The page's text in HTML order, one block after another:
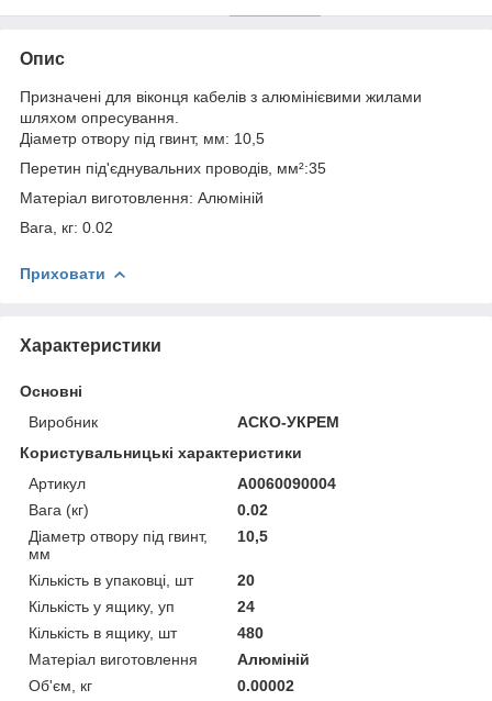
Опис
Призначені для віконця кабелів з алюмінієвими жилами
шляхом опресування.
Діаметр отвору під гвинт, мм: 10,5
Перетин під'єднувальних проводів, мм²:35
Матеріал виготовлення: Алюміній
Вага, кг: 0.02
Приховати
Характеристики
Основні
Виробник
АСКО-УКРЕМ
Користувальницькі характеристики
Артикул
A0060090004
Вага (кг)
0.02
Діаметр отвору під гвинт,
мм
10,5
Кількість в упаковці, шт
20
Кількість у ящику, уп
24
Кількість в ящику, шт
480
Матеріал виготовлення
Алюміній
Об'єм, кг
0.00002